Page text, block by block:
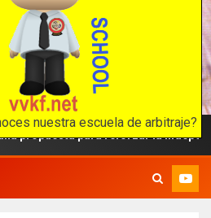
nuestra escuela de arbitraje?
internet
en internet
reforzar la independencia arbitral